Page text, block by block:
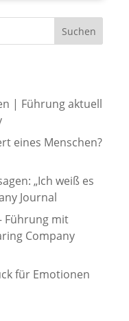
| Führung aktuell
eines Menschen?
„Ich weiß es
Journal
Führung mit
Company
für Emotionen